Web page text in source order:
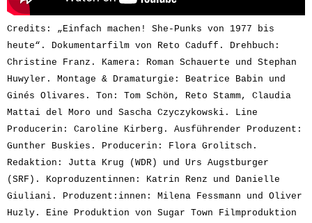
Credits: „Einfach machen! She-Punks von 1977 bis
heute“. Dokumentarfilm von Reto Caduff. Drehbuch:
Christine Franz. Kamera: Roman Schauerte und Stephan
Huwyler. Montage & Dramaturgie: Beatrice Babin und
Ginés Olivares. Ton: Tom Schön, Reto Stamm, Claudia
Mattai del Moro und Sascha Czyczykowski. Line
Producerin: Caroline Kirberg. Ausführender Produzent:
Gunther Buskies. Producerin: Flora Grolitsch.
Redaktion: Jutta Krug (WDR) und Urs Augstburger
(SRF). Koproduzentinnen: Katrin Renz und Danielle
Giuliani. Produzent:innen: Milena Fessmann und Oliver
Huzly. Eine Produktion von Sugar Town Filmproduktion